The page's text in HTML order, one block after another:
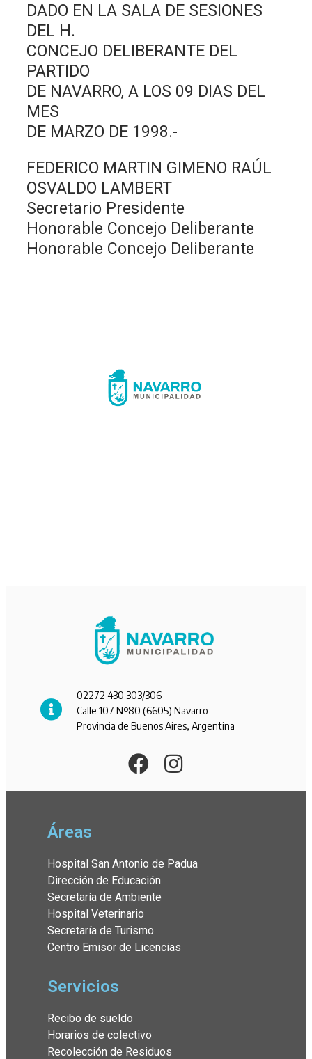
DADO EN LA SALA DE SESIONES
DEL H.
CONCEJO DELIBERANTE DEL
PARTIDO
DE NAVARRO, A LOS 09 DIAS DEL
MES
DE MARZO DE 1998.-
FEDERICO MARTIN GIMENO RAÚL
OSVALDO LAMBERT
Secretario Presidente
Honorable Concejo Deliberante
Honorable Concejo Deliberante
02272 430 303/306
Calle 107 Nº80 (6605) Navarro
Provincia de Buenos Aires, Argentina
Áreas
Hospital San Antonio de Padua
Dirección de Educación
Secretaría de Ambiente
Hospital Veterinario
Secretaría de Turismo
Centro Emisor de Licencias
Servicios
Recibo de sueldo
Horarios de colectivo
Recolección de Residuos